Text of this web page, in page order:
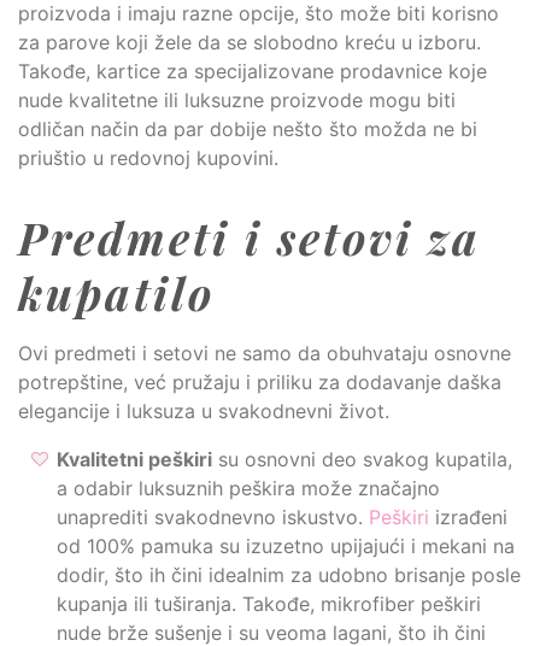
proizvoda i imaju razne opcije, što može biti korisno
za parove koji žele da se slobodno kreću u izboru.
Takođe, kartice za specijalizovane prodavnice koje
nude kvalitetne ili luksuzne proizvode mogu biti
odličan način da par dobije nešto što možda ne bi
priuštio u redovnoj kupovini.
Predmeti i setovi za
kupatilo
Ovi predmeti i setovi ne samo da obuhvataju osnovne
potrepštine, već pružaju i priliku za dodavanje daška
elegancije i luksuza u svakodnevni život.
Kvalitetni peškiri su osnovni deo svakog kupatila,
a odabir luksuznih peškira može značajno
unaprediti svakodnevno iskustvo. Peškiri izrađeni
od 100% pamuka su izuzetno upijajući i mekani na
dodir, što ih čini idealnim za udobno brisanje posle
kupanja ili tuširanja. Takođe, mikrofiber peškiri
nude brže sušenje i su veoma lagani, što ih čini